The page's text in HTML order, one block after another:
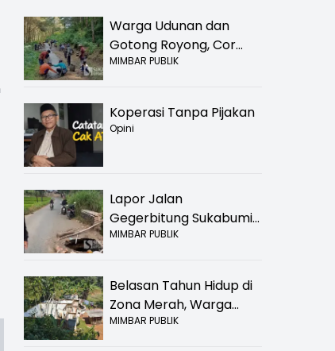
Warga Udunan dan
Gotong Royong, Cor
Jalan Hancur di
MIMBAR PUBLIK
Koperasi Tanpa Pijakan
Opini
Lapor Jalan
Gegerbitung Sukabumi
Bolong! Bahaya Bagi
MIMBAR PUBLIK
Belasan Tahun Hidup di
Zona Merah, Warga
Kampung Nangewer
MIMBAR PUBLIK